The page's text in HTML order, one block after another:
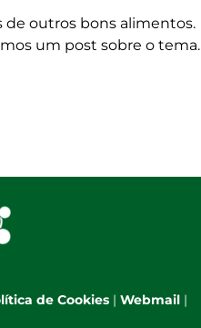
de outros bons alimentos.
um post sobre o tema.
de Cookies| Webmail|